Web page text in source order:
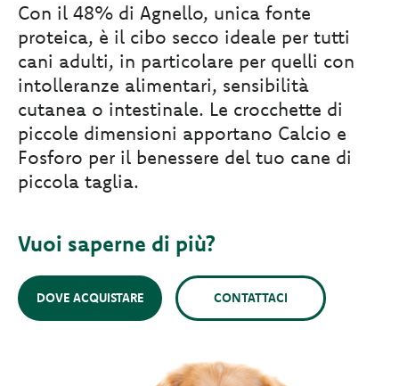
Con il 48% di Agnello, unica fonte
proteica, è il cibo secco ideale per tutti
cani adulti, in particolare per quelli con
intolleranze alimentari, sensibilità
cutanea o intestinale. Le crocchette di
piccole dimensioni apportano Calcio e
Fosforo per il benessere del tuo cane di
piccola taglia.
Vuoi saperne di più?
DOVE ACQUISTARE CONTATTACI